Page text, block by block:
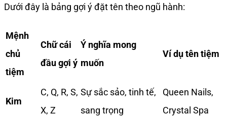
Dưới đây là bảng gợi ý đặt tên theo ngũ hành:
Mệnh
chủ
tiệm
Chữ cái
đầu gợi ý
Ý nghĩa mong
muốn
Ví dụ tên tiệm
Kim
C, Q, R, S,
X, Z
Sự sắc sảo, tinh tế,
sang trọng
Queen Nails,
Crystal Spa